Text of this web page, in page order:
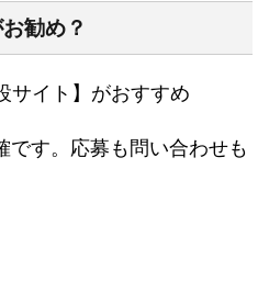
勧め？
サイト】がおすすめ
です。応募も問い合わせも